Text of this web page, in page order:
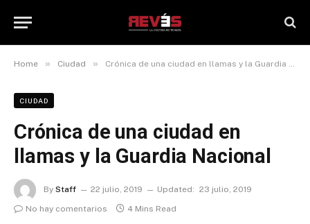
Home » Ciudad » Crónica de una ciudad en llamas y la Guardia Nacional
CIUDAD
Crónica de una ciudad en
llamas y la Guardia Nacional
By Staff 22 julio, 2019 Updated: 23 julio, 2019
No hay comentarios
4 Mins Read